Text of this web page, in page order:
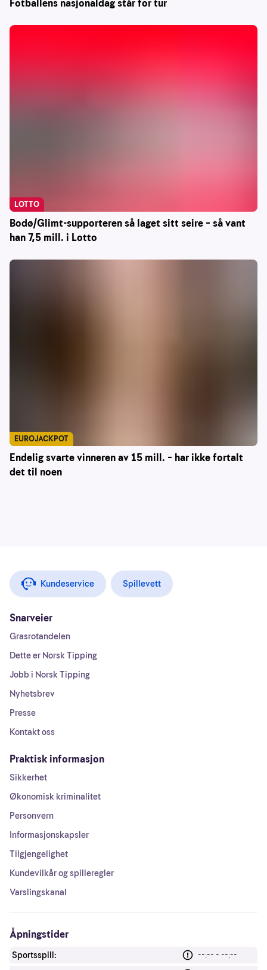
Fotballens nasjonaldag står for tur
Bodø/Glimt-supporteren så laget sitt seire – så vant
han 7,5 mill. i Lotto
LOTTO
Endelig svarte vinneren av 15 mill. – har ikke fortalt
det til noen
EUROJACKPOT
Kundeservice Spillevett
Snarveier
Grasrotandelen
Dette er Norsk Tipping
Jobb i Norsk Tipping
Nyhetsbrev
Presse
Kontakt oss
Praktisk informasjon
Sikkerhet
Økonomisk kriminalitet
Personvern
Informasjonskapsler
Tilgjengelighet
Kundevilkår og spilleregler
Varslingskanal
Åpningstider
Sportsspill:
--:-- - --:--